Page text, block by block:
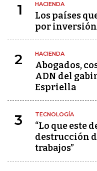
1 HACIENDA
Los países
por
2 HACIENDA
Abogados,
ADN del
Espriella
3 TECNOLOGÍA
“Lo que este
destrucción
trabajos”